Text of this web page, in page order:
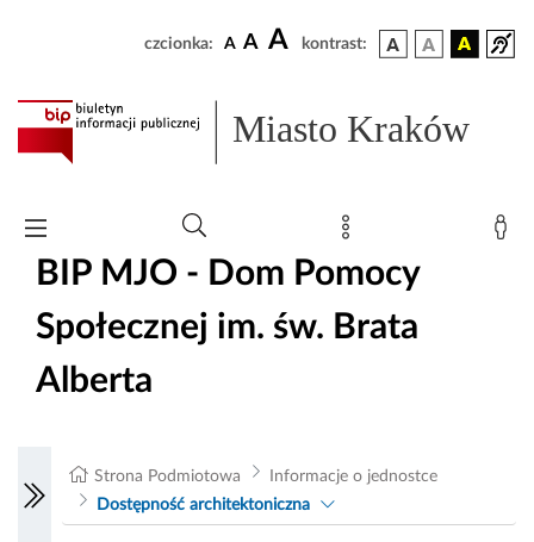
czcionka: A A A kontrast:
Miasto Kraków
BIP MJO - Dom Pomocy
Społecznej im. św. Brata
Alberta
Strona Podmiotowa
Informacje o jednostce
Dostępność architektoniczna